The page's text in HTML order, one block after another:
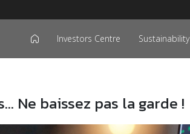
icon Investors Centre Sustainability
Ne baissez pas la garde !